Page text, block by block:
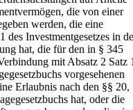
die von einer
werden, die eine
des Investmentgesetzes in
hat, die für den in § 345
mit Absatz 2 Satz
vorgesehenen
Erlaubnis nach den §§ 20,
hat, oder die